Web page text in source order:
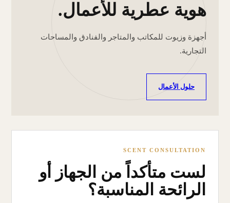
هوية عطرية للأعمال.
أجهزة وزيوت للمكاتب والمتاجر والفنادق والمساحات
التجارية.
حلول الأعمال
SCENT CONSULTATION
لست متأكداً من الجهاز أو
الرائحة المناسبة؟